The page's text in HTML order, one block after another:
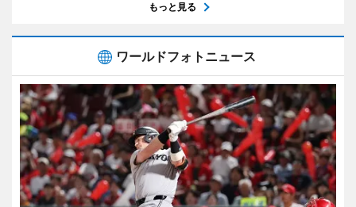
もっと見る
ワールドフォトニュース